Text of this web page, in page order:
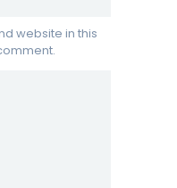
website in this